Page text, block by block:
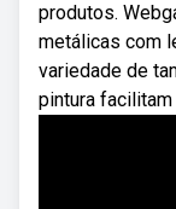
produtos.
metálicas com
variedade de
pintura facilitam